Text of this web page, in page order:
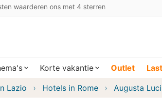
waarderen ons met 4 sterren
Korte vakantie Outlet
Lazio Hotels in Rome Augusta